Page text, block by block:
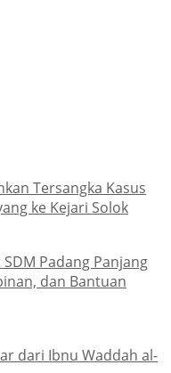
Tersangka Kasus
ke Kejari Solok
Padang Panjang
dan Bantuan
dari Ibnu Waddah al-